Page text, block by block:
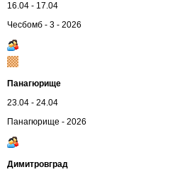
16.04 - 17.04
Чесбомб - 3 - 2026
Панагюрище
23.04 - 24.04
Панагюрище - 2026
Димитровград